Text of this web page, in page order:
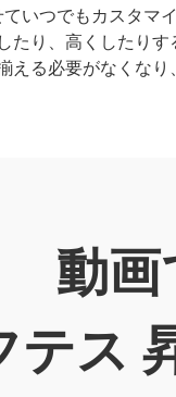
いつでもカスタマ
たり、高くしたり
える必要がなくな
動画
テス